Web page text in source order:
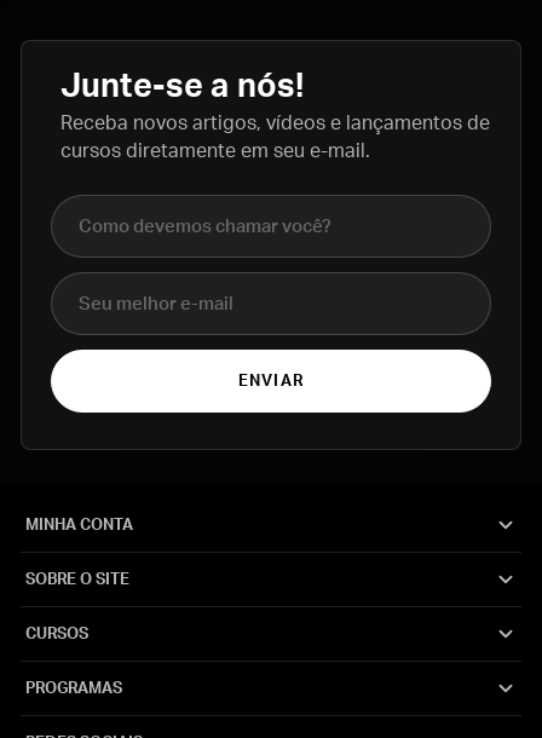
Junte-se a nós!
Receba novos artigos, vídeos e lançamentos de
cursos diretamente em seu e-mail.
Nome completo
E-mail
ENVIAR
MINHA CONTA
SOBRE O SITE
CURSOS
PROGRAMAS